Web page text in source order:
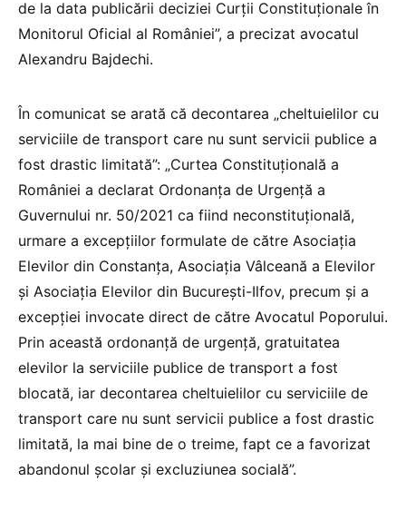
de la data publicării deciziei Curții Constituționale în
Monitorul Oficial al României”, a precizat avocatul
Alexandru Bajdechi.
În comunicat se arată că decontarea „cheltuielilor cu
serviciile de transport care nu sunt servicii publice a
fost drastic limitată”: „Curtea Constituțională a
României a declarat Ordonanța de Urgență a
Guvernului nr. 50/2021 ca fiind neconstituțională,
urmare a excepțiilor formulate de către Asociația
Elevilor din Constanța, Asociația Vâlceană a Elevilor
și Asociația Elevilor din București-Ilfov, precum și a
excepției invocate direct de către Avocatul Poporului.
Prin această ordonanță de urgență, gratuitatea
elevilor la serviciile publice de transport a fost
blocată, iar decontarea cheltuielilor cu serviciile de
transport care nu sunt servicii publice a fost drastic
limitată, la mai bine de o treime, fapt ce a favorizat
abandonul școlar și excluziunea socială”.